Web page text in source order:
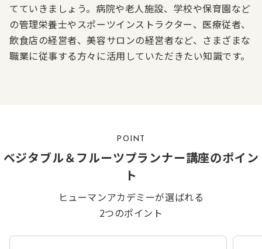
てていきましょう。病院や老人施設、学校や保育園など
の管理栄養士やスポーツインストラクター、医療従者、
飲食店の経営者、美容サロンの経営者など、さまざまな
職業に従事する方々に活用していただきたい知識です。
POINT
ベジタブル＆フルーツプランナー講座のポイン
ト
ヒューマンアカデミーが選ばれる
2つのポイント